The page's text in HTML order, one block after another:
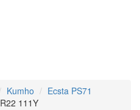
Kumho
Ecsta PS71
111Y